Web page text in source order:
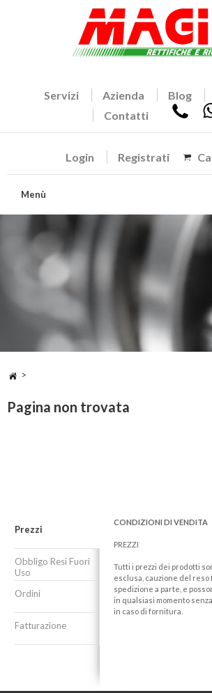
Servizi Azienda Blog
Contatti
Login Registrati
Menù
>
Pagina non trovata
Prezzi
Obbligo Resi Fuori
Uso
Ordini
Fatturazione
CONDIZIONI DI VENDITA
PREZZI
Tutti i prezzi dei prodotti
esclusa, cauzione del reso
spedizione a parte, e
in qualsiasi momento
in caso di fornitura.